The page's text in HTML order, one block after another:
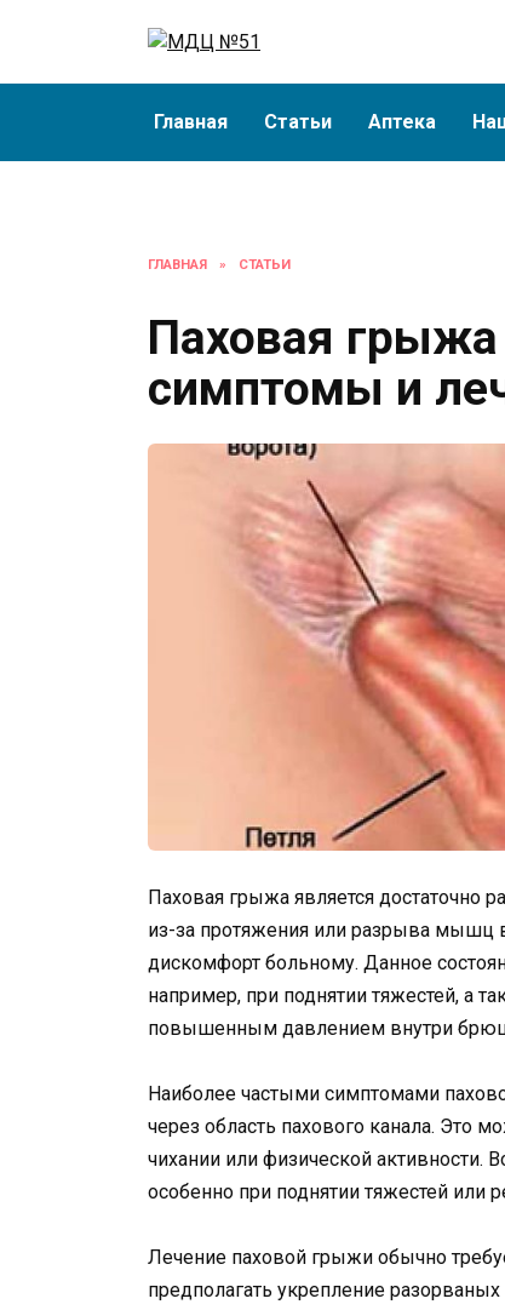
Главная Статьи Аптека
ГЛАВНАЯ » СТАТЬИ
Паховая
симптомы и
Паховая грыжа является достаточно
из-за протяжения или разрыва мышц
дискомфорт больному. Данное
например, при поднятии тяжестей, а
повышенным давлением внутри
Наиболее частыми симптомами
через область пахового канала. Это
чихании или физической
особенно при поднятии тяжестей или
Лечение паховой грыжи обычно
предполагать укрепление